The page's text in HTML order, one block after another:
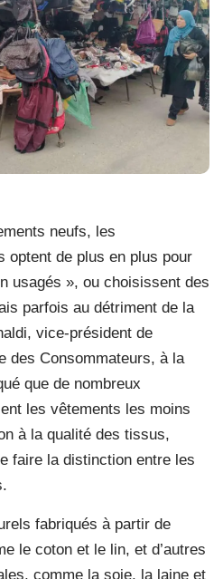
neufs, les
optent de plus en plus pour
usagés », ou choisissent des
parfois au détriment de la
vice-président de
des Consommateurs, à la
que de nombreux
les vêtements les moins
à la qualité des tissus,
faire la distinction entre les
fabriqués à partir de
le coton et le lin, et d’autres
comme la soie, la laine et